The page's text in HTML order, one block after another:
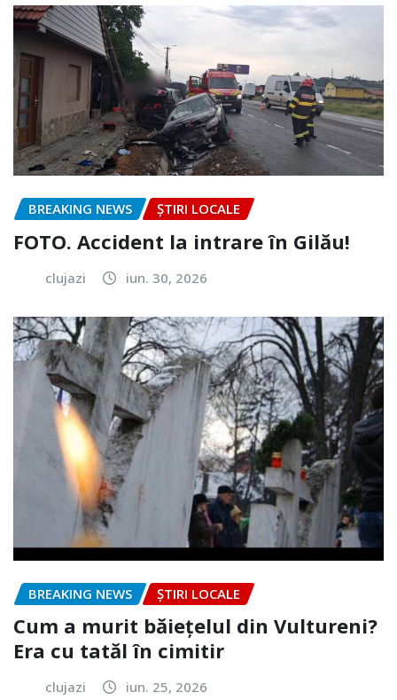
BREAKING NEWS ȘTIRI LOCALE
FOTO. Accident la intrare în Gilău!
clujazi iun. 30, 2026
BREAKING NEWS ȘTIRI LOCALE
Cum a murit băiețelul din Vultureni?
Era cu tatăl în cimitir
clujazi iun. 25, 2026